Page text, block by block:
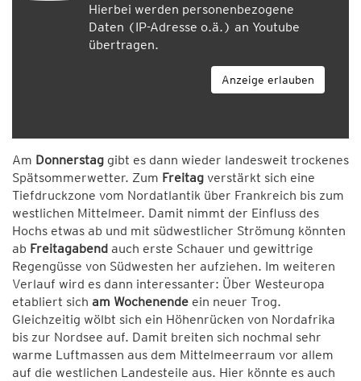
Hierbei werden personenbezogene
Daten (IP-Adresse o.ä.) an Youtube
übertragen.
Anzeige erlauben
Am Donnerstag gibt es dann wieder landesweit trockenes
Spätsommerwetter. Zum Freitag verstärkt sich eine
Tiefdruckzone vom Nordatlantik über Frankreich bis zum
westlichen Mittelmeer. Damit nimmt der Einfluss des
Hochs etwas ab und mit südwestlicher Strömung könnten
ab Freitagabend auch erste Schauer und gewittrige
Regengüsse von Südwesten her aufziehen. Im weiteren
Verlauf wird es dann interessanter: Über Westeuropa
etabliert sich am Wochenende ein neuer Trog.
Gleichzeitig wölbt sich ein Höhenrücken von Nordafrika
bis zur Nordsee auf. Damit breiten sich nochmal sehr
warme Luftmassen aus dem Mittelmeerraum vor allem
auf die westlichen Landesteile aus. Hier könnte es auch